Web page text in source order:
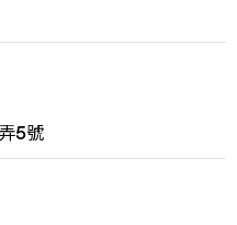
5號